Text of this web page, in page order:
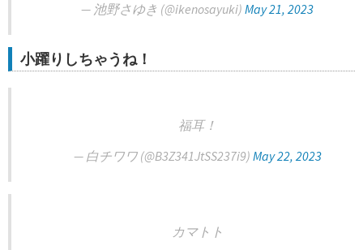
— 池野さゆき (@ikenosayuki) May 21, 2023
小躍りしちゃうね！
福耳！
— 白チワワ (@B3Z341JtSS237i9) May 22, 2023
カマトト